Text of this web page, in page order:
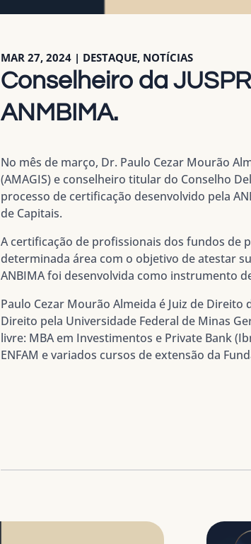
Conselheiro da
ANMBIMA.
MAR 27, 2024 | DESTAQUE, NOTÍCIAS
No mês de março, Dr. Paulo Cezar Mourão
(AMAGIS) e conselheiro titular do Conselho
processo de certificação desenvolvido pela
de Capitais.
A certificação de profissionais dos fundos de
determinada área com o objetivo de atestar
ANBIMA foi desenvolvida como instrumento
Paulo Cezar Mourão Almeida é Juiz de Direito
Direito pela Universidade Federal de Minas
livre: MBA em Investimentos e Private Bank
ENFAM e variados cursos de extensão da